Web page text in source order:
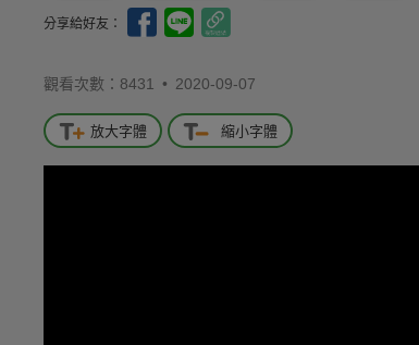
分享給好友：
觀看次數：8431 • 2020-09-07
放大字體 縮小字體